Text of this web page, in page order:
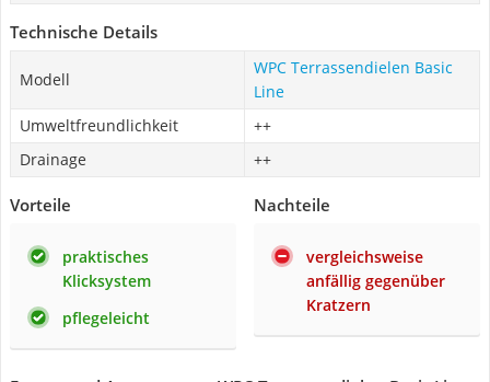
Technische Details
Modell
WPC Terrassendielen Basic
Line
Umweltfreundlichkeit
++
Drainage
++
Vorteile
praktisches
Klicksystem
pflegeleicht
Nachteile
vergleichsweise
anfällig gegenüber
Kratzern